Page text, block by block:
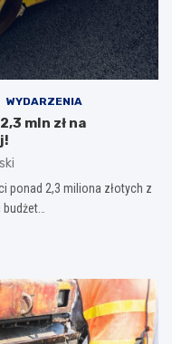
WYDARZENIA
mln zł na
ponad 2,3 miliona złotych z